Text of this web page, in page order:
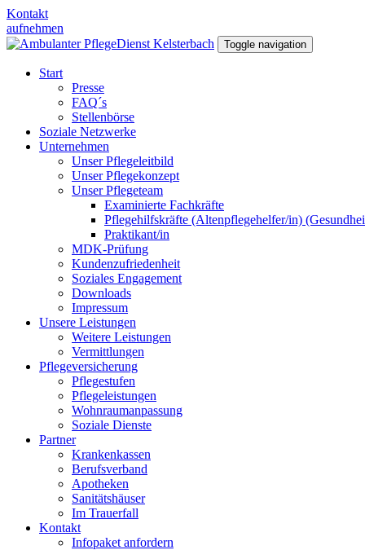
Kontakt
aufnehmen
Toggle navigation
Start
Presse
FAQ´s
Stellenbörse
Soziale Netzwerke
Unternehmen
Unser Pflegeleitbild
Unser Pflegekonzept
Unser Pflegeteam
Examinierte Fachkräfte
Pflegehilfskräfte (Altenpflegehelfer/in)
Praktikant/in
MDK-Prüfung
Kundenzufriedenheit
Soziales Engagement
Downloads
Impressum
Unsere Leistungen
Weitere Leistungen
Vermittlungen
Pflegeversicherung
Pflegestufen
Pflegeleistungen
Wohnraumanpassung
Soziale Dienste
Partner
Krankenkassen
Berufsverband
Apotheken
Sanitätshäuser
Im Trauerfall
Kontakt
Infopaket anfordern